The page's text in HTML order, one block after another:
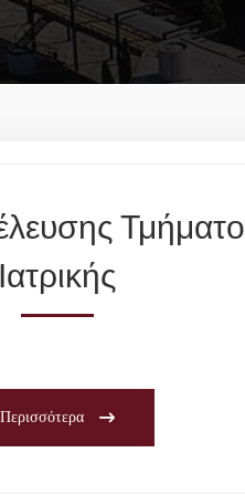
Ιατρικής
Περισσότερα